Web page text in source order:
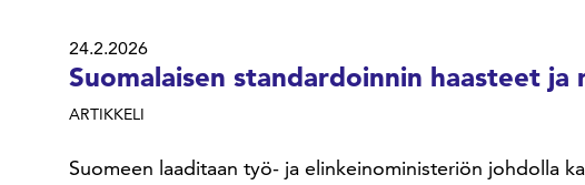
24.2.2026
Suomalaisen standardoinnin haasteet ja
ARTIKKELI
Suomeen laaditaan työ- ja elinkeinoministeriön johdolla